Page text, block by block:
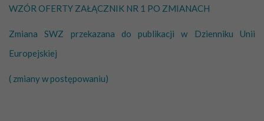
WZÓR OFERTY ZAŁĄCZNIK NR 1 PO ZMIANACH
Zmiana SWZ przekazana do publikacji w Dzienniku Unii
Europejskiej
( zmiany w postępowaniu)